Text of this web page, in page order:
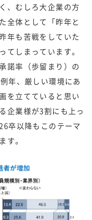
、むしろ大企業の方
全体として「昨年と
年も苦戦をしていた
てしまっています。
諾率（歩留まり）の
年、厳しい環境にあ
を立てていると思い
企業様が3割にも上っ
卒以降もこのテーマ
す。